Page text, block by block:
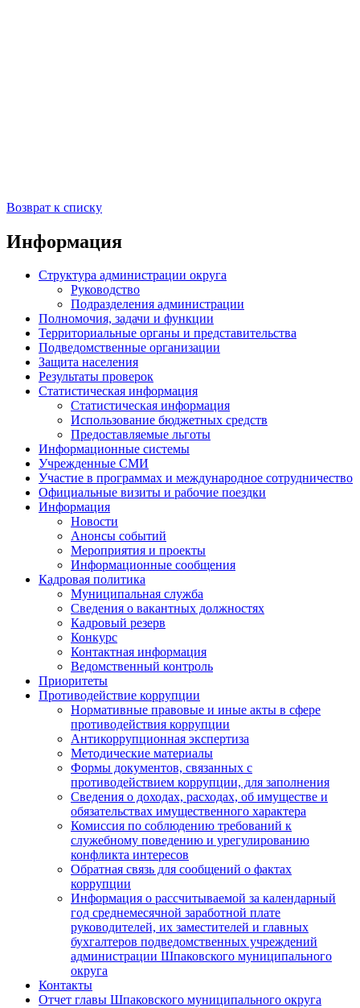
Возврат к списку
Информация
Структура администрации округа
Руководство
Подразделения администрации
Полномочия, задачи и функции
Территориальные органы и представительства
Подведомственные организации
Защита населения
Результаты проверок
Статистическая информация
Статистическая информация
Использование бюджетных средств
Предоставляемые льготы
Информационные системы
Учрежденные СМИ
Участие в программах и международное сотрудничество
Официальные визиты и рабочие поездки
Информация
Новости
Анонсы событий
Мероприятия и проекты
Информационные сообщения
Кадровая политика
Муниципальная служба
Сведения о вакантных должностях
Кадровый резерв
Конкурс
Контактная информация
Ведомственный контроль
Приоритеты
Противодействие коррупции
Нормативные правовые и иные акты в сфере
противодействия коррупции
Антикоррупционная экспертиза
Методические материалы
Формы документов, связанных с
противодействием коррупции, для заполнения
Сведения о доходах, расходах, об имуществе и
обязательствах имущественного характера
Комиссия по соблюдению требований к
служебному поведению и урегулированию
конфликта интересов
Обратная связь для сообщений о фактах
коррупции
Информация о рассчитываемой за календарный
год среднемесячной заработной плате
руководителей, их заместителей и главных
бухгалтеров подведомственных учреждений
администрации Шпаковского муниципального
округа
Контакты
Отчет главы Шпаковского муниципального округа